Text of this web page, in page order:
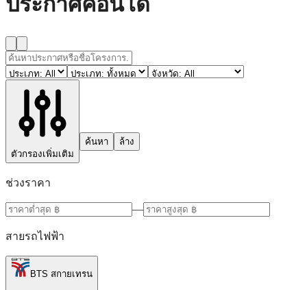
ตัวกรองเพิ่มเติม
ค้นหา ล้าง
ช่วงราคา
—
สายรถไฟฟ้า
BTS สกายเทรน